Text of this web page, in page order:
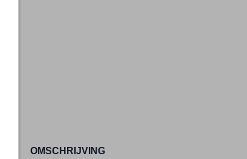
OMSCHRIJVING